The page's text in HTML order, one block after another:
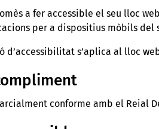
a fer accessible el seu lloc
per a dispositius mòbils del
d’accessibilitat s’aplica al lloc
conforme amb el Reial